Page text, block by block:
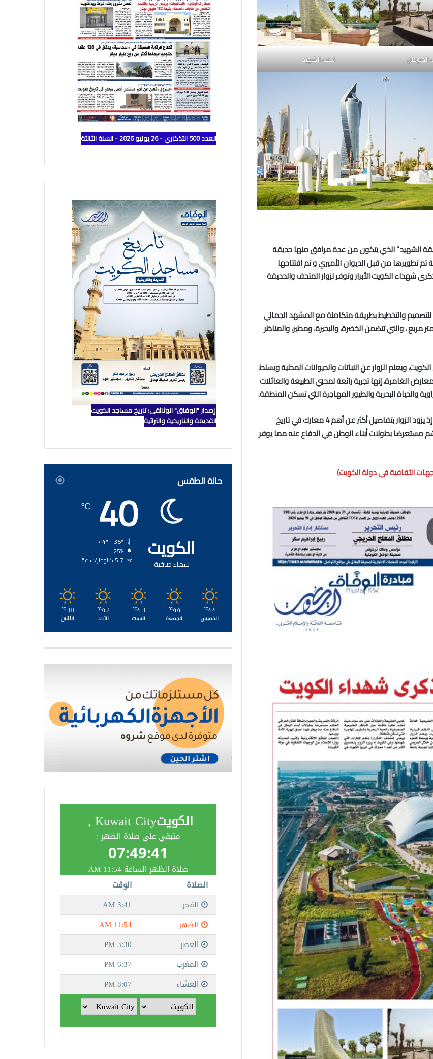
الموطن نصب الشهيد
الشهيد” الذي يتكون من عدة مرافق منها حديقة
من قبل الديوان الأميري و تم افتتاحها
شهداء الكويت الأبرار وتوفر لزوار المتحف والحديقة
والتخطيط بطريقة متكاملة مع المشهد الجمالي
و المستدام بيئيا للحديقة الخلابة التي تبلغ مساحتها ٢٢٠٠٠٠ متر مربع ، والتي تتضمن الخضرة، والبحيرة، ومطير، والمناظر
ويعلم الزوار عن النباتات والحيوانات المحلية ويسلط
الغامرة، إنها تجربة رائعة لمحبي الطبيعة والعائلات
والحياة البحرية والطيور المهاجرة التي تسكن المنطقة.
ويعنى (متحف الذكرى) بأهم المعارك التي شهدتها أرض الكويت إذ يزود الزوار بتفاصيل أكثر عن أهم 4 معارك في تاريخ
مستعرضا بطولات أبناء الوطن في الدفاع عنه مما يوفر
الثقافية في دولة الكويت)
العدد 500 التذكاري - 26 يوليو 2026 - السنة الثالثة
إصدار "الوفاق" الوثائقي: تاريخ مساجد الكويت
القديمة والتاريخية والتراثية
حالة الطقس
الكويت
سماء صافية
40
℃
25%
5.7 كيلومتر/ساعة
44
℃
الخميس
44
℃
الجمعة
43
℃
السبت
42
℃
الأحد
38
℃
الأثنين